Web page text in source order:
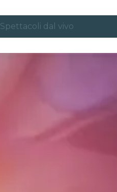
Spettacoli dal vivo